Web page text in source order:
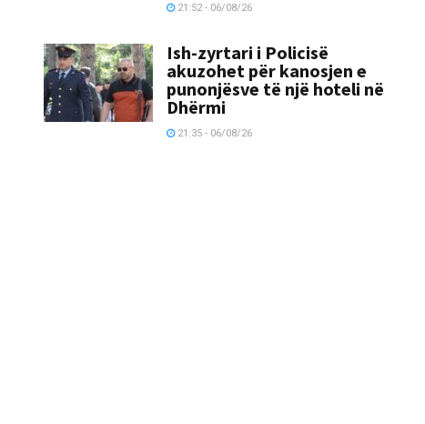
21:52 - 06/08/26
Ish-zyrtari i Policisë
akuzohet për kanosjen e
punonjësve të një hoteli në
Dhërmi
21:35 - 06/08/26